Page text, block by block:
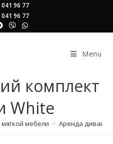
96 77
96 77
Menu
комплект
White
мебели > Аренда диванов